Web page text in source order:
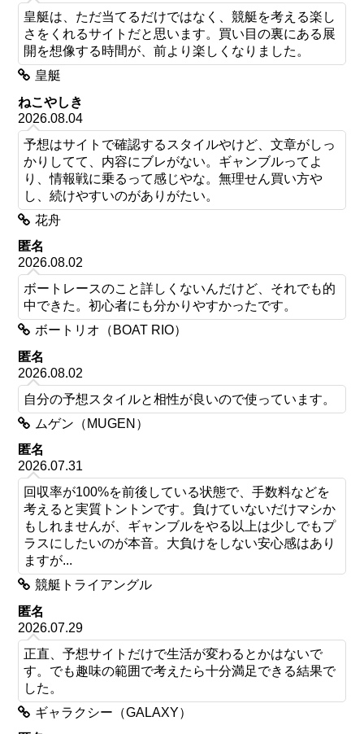
皇艇は、ただ当てるだけではなく、競艇を考える楽し
さをくれるサイトだと思います。買い目の裏にある展
開を想像する時間が、前より楽しくなりました。
皇艇
ねこやしき
2026.08.04
予想はサイトで確認するスタイルやけど、文章がしっ
かりしてて、内容にブレがない。ギャンブルってよ
り、情報戦に乗るって感じやな。無理せん買い方や
し、続けやすいのがありがたい。
花舟
匿名
2026.08.02
ボートレースのこと詳しくないんだけど、それでも的
中できた。初心者にも分かりやすかったです。
ボートリオ（BOAT RIO）
匿名
2026.08.02
自分の予想スタイルと相性が良いので使っています。
ムゲン（MUGEN）
匿名
2026.07.31
回収率が100%を前後している状態で、手数料などを
考えると実質トントンです。負けていないだけマシか
もしれませんが、ギャンブルをやる以上は少しでもプ
ラスにしたいのが本音。大負けをしない安心感はあり
ますが...
競艇トライアングル
匿名
2026.07.29
正直、予想サイトだけで生活が変わるとかはないで
す。でも趣味の範囲で考えたら十分満足できる結果で
した。
ギャラクシー（GALAXY）